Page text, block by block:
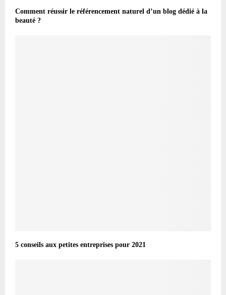
Comment réussir le référencement naturel d’un blog dédié à la
beauté ?
5 conseils aux petites entreprises pour 2021